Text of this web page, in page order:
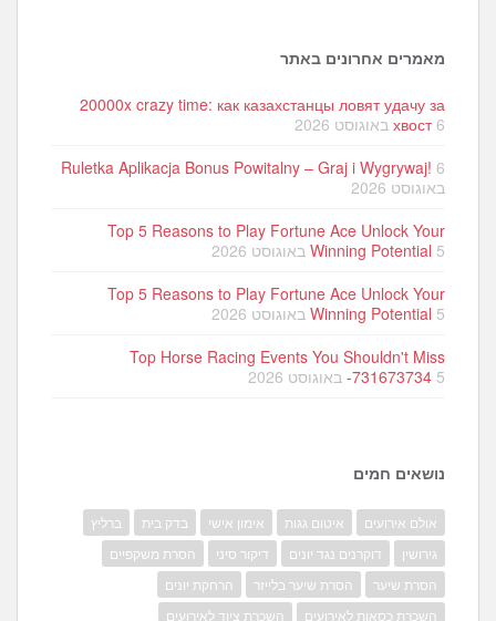
מאמרים אחרונים באתר
20000x crazy time: как казахстанцы ловят удачу за
хвост 6 באוגוסט 2026
Ruletka Aplikacja Bonus Powitalny – Graj i Wygrywaj! 6
באוגוסט 2026
Top 5 Reasons to Play Fortune Ace Unlock Your
Winning Potential 5 באוגוסט 2026
Top 5 Reasons to Play Fortune Ace Unlock Your
Winning Potential 5 באוגוסט 2026
Top Horse Racing Events You Shouldn't Miss
-731673734 5 באוגוסט 2026
נושאים חמים
אולם אירועים איטום גגות אימון אישי בדק בית
ברליץ
גירושין
דוקרנים נגד יונים דיקור סיני
הסרת משקפיים
הסרת שיער
הסרת שיער בלייזר
הרחקת יונים
השכרת כסאות לאירועים
השכרת ציוד לאירועים